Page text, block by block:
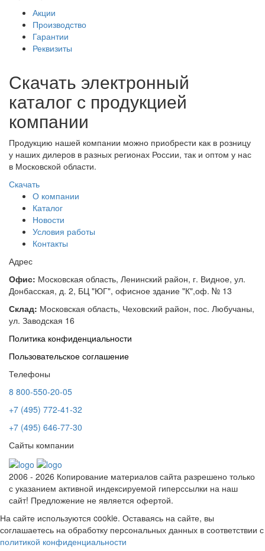
Акции
Производство
Гарантии
Реквизиты
Скачать электронный
каталог с продукцией
компании
Продукцию нашей компании можно приобрести как в розницу
у наших дилеров в разных регионах России, так и оптом у нас
в Московской области.
Скачать
О компании
Каталог
Новости
Условия работы
Контакты
Адрес
Офис: Московская область, Ленинский район, г. Видное, ул.
Донбасская, д. 2, БЦ "ЮГ", офисное здание "К",оф. № 13
Склад: Московская область, Чеховский район, пос. Любучаны,
ул. Заводская 16
Политика конфиденциальности
Пользовательское соглашение
Телефоны
8 800-550-20-05
+7 (495) 772-41-32
+7 (495) 646-77-30
Сайты компании
2006 - 2026 Копирование материалов сайта разрешено только
с указанием активной индексируемой гиперссылки на наш
сайт! Предложение не является офертой.
На сайте используются cookie. Оставаясь на сайте, вы
соглашаетесь на обработку персональных данных в соответствии с
политикой конфиденциальности